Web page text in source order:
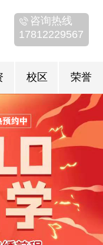
咨询热线
17812229567
校区 荣誉